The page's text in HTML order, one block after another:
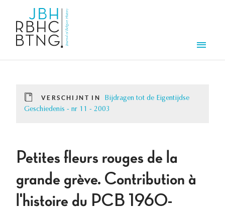
VERSCHIJNT IN
Bijdragen tot de Eigentijdse
Geschiedenis - nr 11 - 2003
Petites fleurs rouges de la
grande grève. Contribution à
l'histoire du PCB 1960-